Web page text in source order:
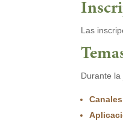
Las
Durante